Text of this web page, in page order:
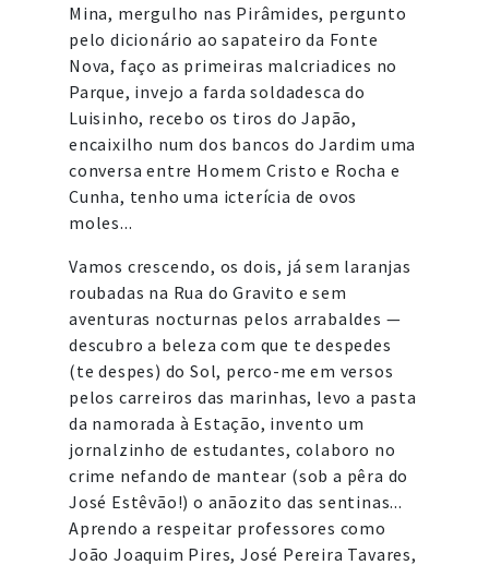
Mina, mergulho nas Pirâmides, pergunto
pelo dicionário ao sapateiro da Fonte
Nova, faço as primeiras malcriadices no
Parque, invejo a farda soldadesca do
Luisinho, recebo os tiros do Japão,
encaixilho num dos bancos do Jardim uma
conversa entre Homem Cristo e Rocha e
Cunha, tenho uma icterícia de ovos
moles...
Vamos crescendo, os dois, já sem laranjas
roubadas na Rua do Gravito e sem
aventuras nocturnas pelos arrabaldes —
descubro a beleza com que te despedes
(te despes) do Sol, perco-me em versos
pelos carreiros das marinhas, levo a pasta
da namorada à Estação, invento um
jornalzinho de estudantes, colaboro no
crime nefando de mantear (sob a pêra do
José Estêvão!) o anãozito das sentinas...
Aprendo a respeitar professores como
João Joaquim Pires, José Pereira Tavares,